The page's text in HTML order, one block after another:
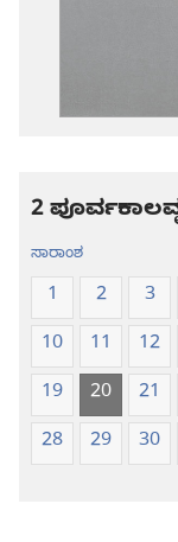
2
ಸಾರಾಂಶ
1 2 3
10
11 12
19
20 21
28
29 30